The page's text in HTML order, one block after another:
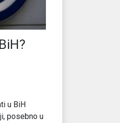
u BiH
posebno u